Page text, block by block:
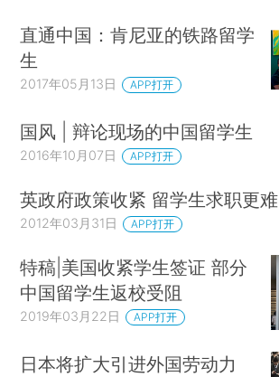
直通中国：肯尼亚的铁路留学
生
2017年05月13日 APP打开
国风 | 辩论现场的中国留学生
2016年10月07日 APP打开
英政府政策收紧 留学生求职更难
2012年03月31日 APP打开
特稿|美国收紧学生签证 部分
中国留学生返校受阻
2019年03月22日 APP打开
日本将扩大引进外国劳动力